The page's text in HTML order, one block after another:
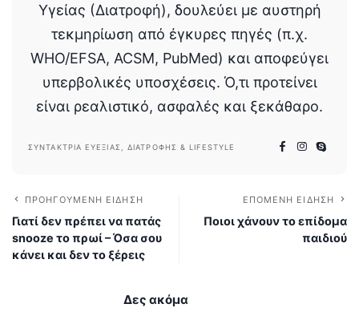
Υγείας (Διατροφή), δουλεύει με αυστηρή
τεκμηρίωση από έγκυρες πηγές (π.χ.
WHO/EFSA, ACSM, PubMed) και αποφεύγει
υπερβολικές υποσχέσεις. Ό,τι προτείνει
είναι ρεαλιστικό, ασφαλές και ξεκάθαρο.
ΣΥΝΤΆΚΤΡΙΑ ΕΥΕΞΊΑΣ, ΔΙΑΤΡΟΦΉΣ & LIFESTYLE
ΠΡΟΗΓΟΎΜΕΝΗ ΕΊΔΗΣΗ
Γιατί δεν πρέπει να πατάς
snooze το πρωί – Όσα σου
κάνει και δεν το ξέρεις
ΕΠΌΜΕΝΗ ΕΊΔΗΣΗ
Ποιοι χάνουν το επίδομα
παιδιού
Δες ακόμα